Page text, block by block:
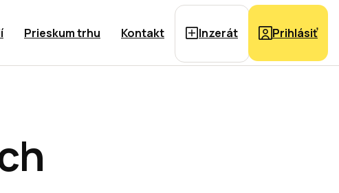
Prieskum trhu Kontakt Inzerát Prihlásiť